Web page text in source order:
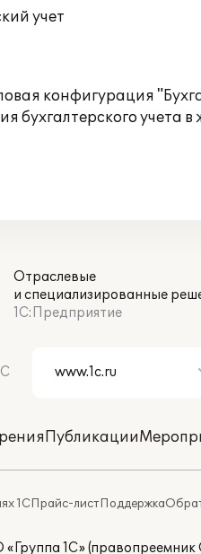
учет
конфигурация
бухгалтерского учета
Отраслевые
и специализированные
1С:Предприятие
Публикации
1СПрайс-листПоддержка
«Группа 1С»